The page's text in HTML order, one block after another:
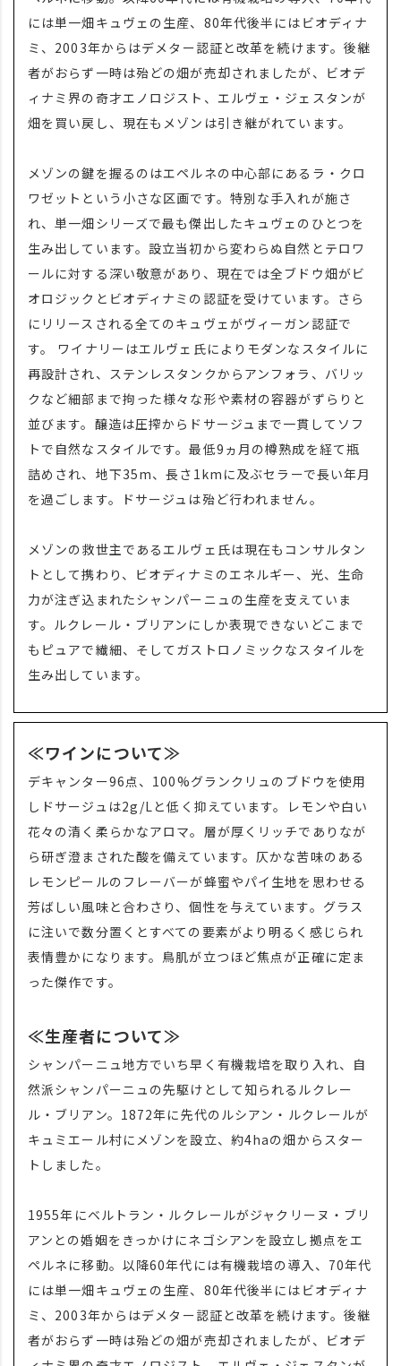
には単一畑キュヴェの生産、80年代後半にはビオディナ
ミ、2003年からはデメター認証と改革を続けます。後継
者がおらず一時は殆どの畑が売却されましたが、ビオデ
ィナミ界の奇才エノロジスト、エルヴェ・ジェスタンが
畑を買い戻し、現在もメゾンは引き継がれています。
メゾンの鍵を握るのはエペルネの中心部にあるラ・クロ
ワゼットという小さな区画です。特別な手入れが施さ
れ、単一畑シリーズで最も傑出したキュヴェのひとつを
生み出しています。設立当初から変わらぬ自然とテロワ
ールに対する深い敬意があり、現在では全ブドウ畑がビ
オロジックとビオディナミの認証を受けています。さら
にリリースされる全てのキュヴェがヴィーガン認証で
す。 ワイナリーはエルヴェ氏によりモダンなスタイルに
再設計され、ステンレスタンクからアンフォラ、バリッ
クなど細部まで拘った様々な形や素材の容器がずらりと
並びます。醸造は圧搾からドサージュまで一貫してソフ
トで自然なスタイルです。最低9ヵ月の樽熟成を経て瓶
詰めされ、地下35m、長さ1kmに及ぶセラーで長い年月
を過ごします。ドサージュは殆ど行われません。
メゾンの救世主であるエルヴェ氏は現在もコンサルタン
トとして携わり、ビオディナミのエネルギー、光、生命
力が注ぎ込まれたシャンパーニュの生産を支えていま
す。ルクレール・ブリアンにしか表現できないどこまで
もピュアで繊細、そしてガストロノミックなスタイルを
生み出しています。
≪ワインについて≫
デキャンター96点、100%グランクリュのブドウを使用
しドサージュは2g/Lと低く抑えています。レモンや白い
花々の清く柔らかなアロマ。層が厚くリッチでありなが
ら研ぎ澄まされた酸を備えています。仄かな苦味のある
レモンピールのフレーバーが蜂蜜やパイ生地を思わせる
芳ばしい風味と合わさり、個性を与えています。グラス
に注いで数分置くとすべての要素がより明るく感じられ
表情豊かになります。鳥肌が立つほど焦点が正確に定ま
った傑作です。
≪生産者について≫
シャンパーニュ地方でいち早く有機栽培を取り入れ、自
然派シャンパーニュの先駆けとして知られるルクレー
ル・ブリアン。1872年に先代のルシアン・ルクレールが
キュミエール村にメゾンを設立、約4haの畑からスター
トしました。
1955年にベルトラン・ルクレールがジャクリーヌ・ブリ
アンとの婚姻をきっかけにネゴシアンを設立し拠点をエ
ペルネに移動。以降60年代には有機栽培の導入、70年代
には単一畑キュヴェの生産、80年代後半にはビオディナ
ミ、2003年からはデメター認証と改革を続けます。後継
者がおらず一時は殆どの畑が売却されましたが、ビオデ